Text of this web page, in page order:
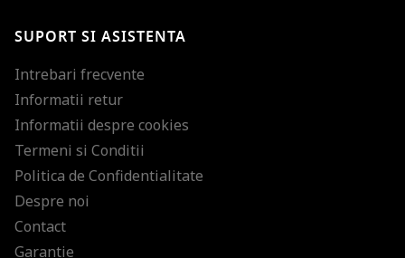
SUPORT SI ASISTENTA
Intrebari frecvente
Informatii retur
Informatii despre cookies
Termeni si Conditii
Politica de Confidentialitate
Despre noi
Contact
Garantie